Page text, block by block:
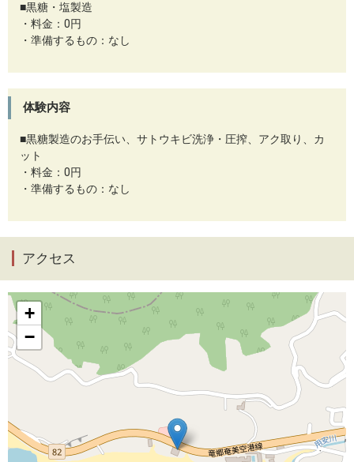
■黒糖・塩製造
・料金：0円
・準備するもの：なし
体験内容
■黒糖製造のお手伝い、サトウキビ洗浄・圧搾、アク取り、カ
ット
・料金：0円
・準備するもの：なし
アクセス
+
−